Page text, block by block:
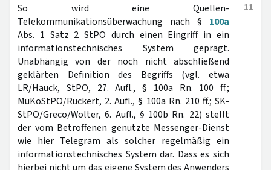
11
So wird eine Quellen-
Telekommunikationsüberwachung nach § 100a
Abs. 1 Satz 2 StPO durch einen Eingriff in ein
informationstechnisches System geprägt.
Unabhängig von der noch nicht abschließend
geklärten Definition des Begriffs (vgl. etwa
LR/Hauck, StPO, 27. Aufl., § 100a Rn. 100 ff.;
MüKoStPO/Rückert, 2. Aufl., § 100a Rn. 210 ff.; SK-
StPO/Greco/Wolter, 6. Aufl., § 100b Rn. 22) stellt
der vom Betroffenen genutzte Messenger-Dienst
wie hier Telegram als solcher regelmäßig ein
informationstechnisches System dar. Dass es sich